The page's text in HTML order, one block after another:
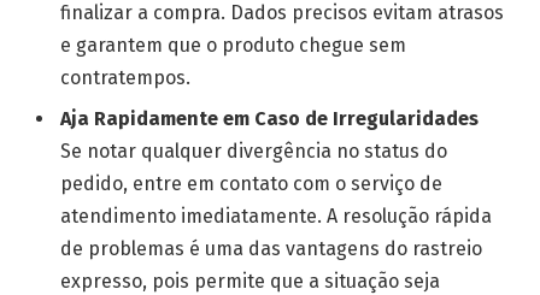
finalizar a compra. Dados precisos evitam atrasos
e garantem que o produto chegue sem
contratempos.
Aja Rapidamente em Caso de Irregularidades
Se notar qualquer divergência no status do
pedido, entre em contato com o serviço de
atendimento imediatamente. A resolução rápida
de problemas é uma das vantagens do rastreio
expresso, pois permite que a situação seja